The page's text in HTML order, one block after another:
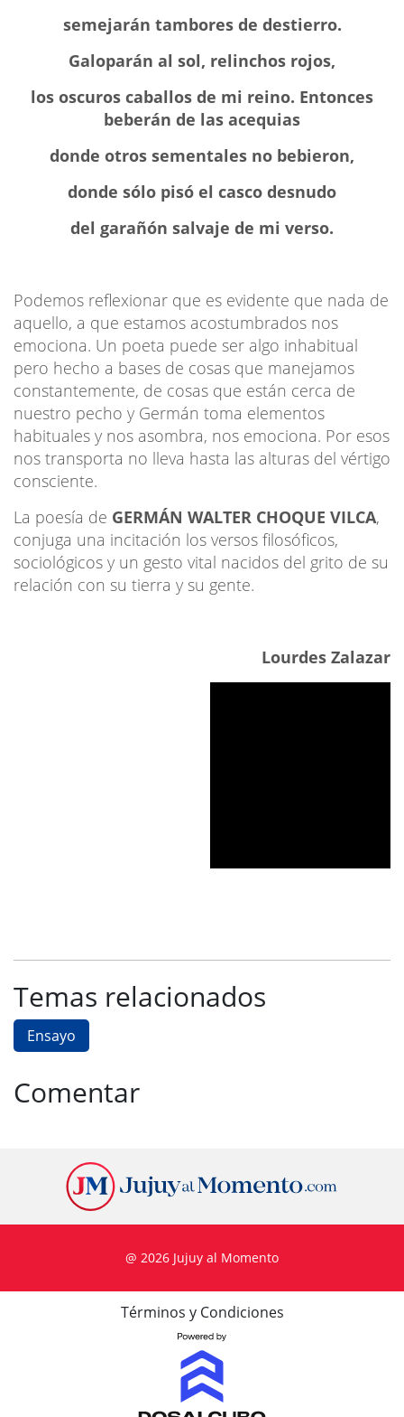
semejarán tambores de destierro.
Galoparán al sol, relinchos rojos,
los oscuros caballos de mi reino. Entonces
beberán de las acequias
donde otros sementales no bebieron,
donde sólo pisó el casco desnudo
del garañón salvaje de mi verso.
Podemos reflexionar que es evidente que nada de
aquello, a que estamos acostumbrados nos
emociona. Un poeta puede ser algo inhabitual
pero hecho a bases de cosas que manejamos
constantemente, de cosas que están cerca de
nuestro pecho y Germán toma elementos
habituales y nos asombra, nos emociona. Por esos
nos transporta no lleva hasta las alturas del vértigo
consciente.
La poesía de GERMÁN WALTER CHOQUE VILCA,
conjuga una incitación los versos filosóficos,
sociológicos y un gesto vital nacidos del grito de su
relación con su tierra y su gente.
Lourdes Zalazar
Temas relacionados
Ensayo
Comentar
@ 2026 Jujuy al Momento
Términos y Condiciones